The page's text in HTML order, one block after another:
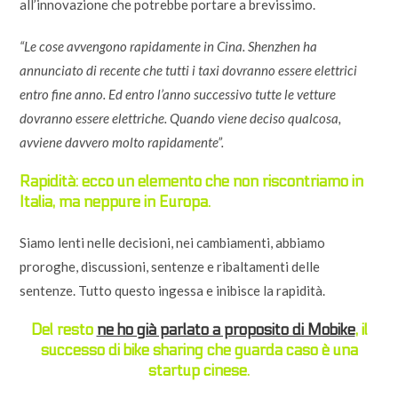
all’innovazione che potrebbe portare a brevissimo.
“Le cose avvengono rapidamente in Cina. Shenzhen ha
annunciato di recente che tutti i taxi dovranno essere elettrici
entro fine anno. Ed entro l’anno successivo tutte le vetture
dovranno essere elettriche. Quando viene deciso qualcosa,
avviene davvero molto rapidamente”.
Rapidità: ecco un elemento che non riscontriamo in
Italia, ma neppure in Europa.
Siamo lenti nelle decisioni, nei cambiamenti, abbiamo
proroghe, discussioni, sentenze e ribaltamenti delle
sentenze. Tutto questo ingessa e inibisce la rapidità.
Del resto ne ho già parlato a proposito di Mobike, il
successo di bike sharing che guarda caso è una
startup cinese.